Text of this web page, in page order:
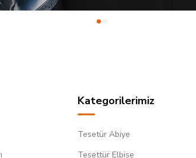
Kategorilerimiz
Tesetür Abiye
Tesettür Elbise